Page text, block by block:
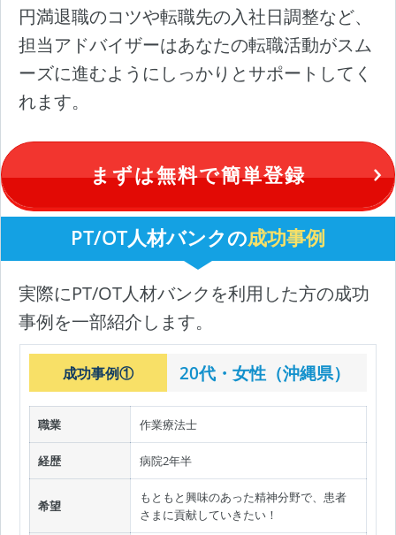
円満退職のコツや転職先の入社日調整など、
担当アドバイザーはあなたの転職活動がスム
ーズに進むようにしっかりとサポートしてく
れます。
まずは無料で簡単登録
PT/OT人材バンクの成功事例
実際にPT/OT人材バンクを利用した方の成功
事例を一部紹介します。
成功事例① 20代・女性（沖縄県）
職業 作業療法士
経歴 病院2年半
希望
もともと興味のあった精神分野で、患者
さまに貢献していきたい！